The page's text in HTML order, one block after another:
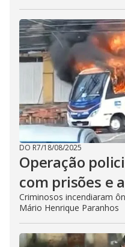
DO R7/18/08/2025
Operação
com prisões e
Criminosos incendiaram
Mário Henrique Paranhos